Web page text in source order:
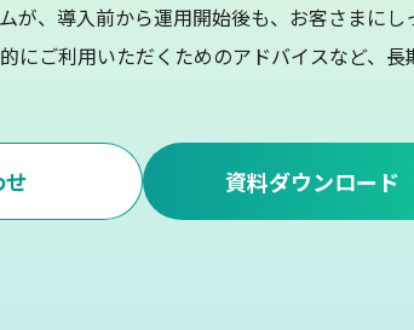
、導入前から運用開始後も、お客さまにし
ご利用いただくためのアドバイスなど、長
資料ダウンロード